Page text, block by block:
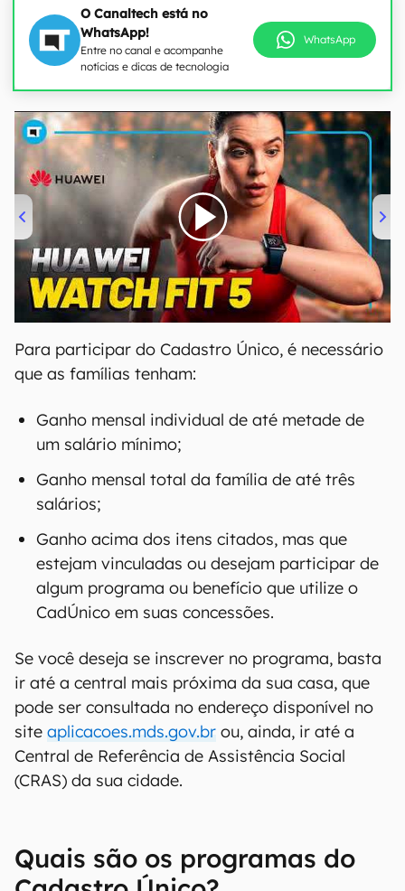
O Canaltech está no
WhatsApp!
Entre no canal e acompanhe
notícias e dicas de tecnologia
WhatsApp
00:00/04:51
Para participar do Cadastro Único, é necessário
que as famílias tenham:
Ganho mensal individual de até metade de
um salário mínimo;
Ganho mensal total da família de até três
salários;
Ganho acima dos itens citados, mas que
estejam vinculadas ou desejam participar de
algum programa ou benefício que utilize o
CadÚnico em suas concessões.
Se você deseja se inscrever no programa, basta
ir até a central mais próxima da sua casa, que
pode ser consultada no endereço disponível no
site aplicacoes.mds.gov.br ou, ainda, ir até a
Central de Referência de Assistência Social
(CRAS) da sua cidade.
Quais são os programas do